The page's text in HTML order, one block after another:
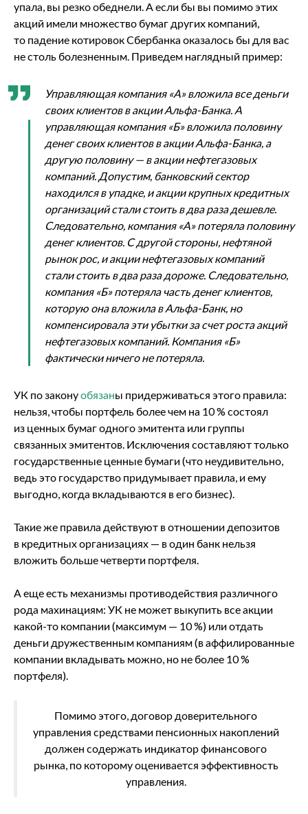
упала, вы резко обеднели. А если бы вы помимо этих
акций имели множество бумаг других компаний,
то падение котировок Сбербанка оказалось бы для вас
не столь болезненным. Приведем наглядный пример:
Управляющая компания «А» вложила все деньги
своих клиентов в акции Альфа-Банка. А
управляющая компания «Б» вложила половину
денег своих клиентов в акции Альфа-Банка, а
другую половину — в акции нефтегазовых
компаний. Допустим, банковский сектор
находился в упадке, и акции крупных кредитных
организаций стали стоить в два раза дешевле.
Следовательно, компания «А» потеряла половину
денег клиентов. С другой стороны, нефтяной
рынок рос, и акции нефтегазовых компаний
стали стоить в два раза дороже. Следовательно,
компания «Б» потеряла часть денег клиентов,
которую она вложила в Альфа-Банк, но
компенсировала эти убытки за счет роста акций
нефтегазовых компаний. Компания «Б»
фактически ничего не потеряла.
УК по законуобязаны придерживаться этого правила:
нельзя, чтобы портфель более чем на 10 % состоял
из ценных бумаг одного эмитента или группы
связанных эмитентов. Исключения составляют только
государственные ценные бумаги (что неудивительно,
ведь это государство придумывает правила, и ему
выгодно, когда вкладываются в его бизнес).
Такие же правила действуют в отношении депозитов
в кредитных организациях — в один банк нельзя
вложить больше четверти портфеля.
А еще есть механизмы противодействия различного
рода махинациям: УК не может выкупить все акции
какой-то компании (максимум — 10 %) или отдать
деньги дружественным компаниям (в аффилированные
компании вкладывать можно, но не более 10 %
портфеля).
Помимо этого, договор доверительного
управления средствами пенсионных накоплений
должен содержать индикатор финансового
рынка, по которому оценивается эффективность
управления.